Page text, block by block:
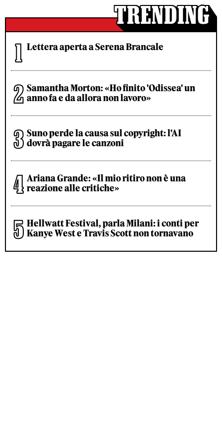
Lettera aperta a Serena Brancale
Samantha Morton: «Ho finito 'Odissea' un
anno fa e da allora non lavoro»
Suno perde la causa sul copyright: l'AI
dovrà pagare le canzoni
Ariana Grande: «Il mio ritiro non è una
reazione alle critiche»
Hellwatt Festival, parla Milani: i conti per
Kanye West e Travis Scott non tornavano